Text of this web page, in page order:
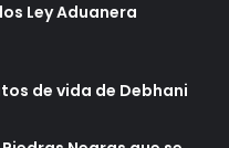
Ley Aduanera
de vida de Debhani